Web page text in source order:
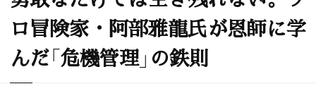
ロ冒険家・阿部雅龍氏が恩師に学
んだ「危機管理」の鉄則